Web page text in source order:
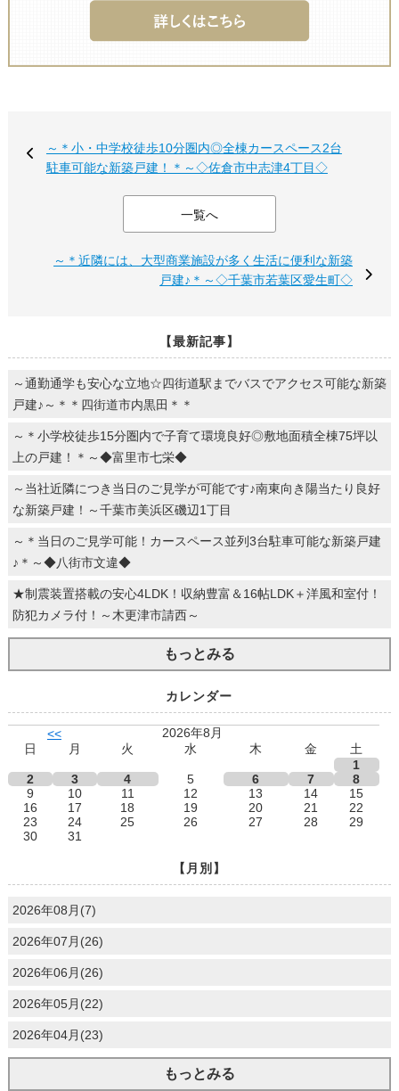
～＊小・中学校徒歩10分圏内◎全棟カースペース2台
駐車可能な新築戸建！＊～◇佐倉市中志津4丁目◇
一覧へ
～＊近隣には、大型商業施設が多く生活に便利な新築
戸建♪＊～◇千葉市若葉区愛生町◇
【最新記事】
～通勤通学も安心な立地☆四街道駅までバスでアクセス可能な新築
戸建♪～＊＊四街道市内黒田＊＊
～＊小学校徒歩15分圏内で子育て環境良好◎敷地面積全棟75坪以
上の戸建！＊～◆富里市七栄◆
～当社近隣につき当日のご見学が可能です♪南東向き陽当たり良好
な新築戸建！～千葉市美浜区磯辺1丁目
～＊当日のご見学可能！カースペース並列3台駐車可能な新築戸建
♪＊～◆八街市文違◆
★制震装置搭載の安心4LDK！収納豊富＆16帖LDK＋洋風和室付！
防犯カメラ付！～木更津市請西～
もっとみる
カレンダー
<<
2026年8月
日
月 火 水 木 金
土
1
2
3 4 5 6 7
8
9
10 11 12 13 14
15
16
17 18 19 20 21
22
23
24 25 26 27 28
29
30
31
【月別】
2026年08月(7)
2026年07月(26)
2026年06月(26)
2026年05月(22)
2026年04月(23)
もっとみる